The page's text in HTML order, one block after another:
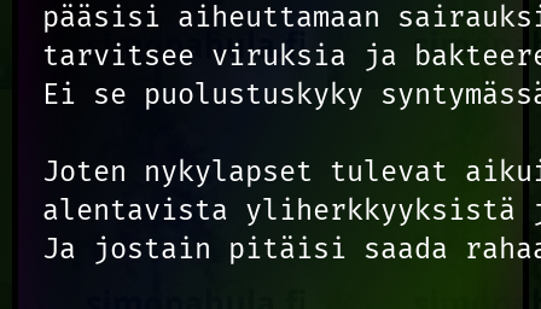
pääsisi aiheuttamaan
tarvitsee viruksia ja
Ei se puolustuskyky
Joten nykylapset tulevat
alentavista yliherkkyyksistä
Ja jostain pitäisi saada